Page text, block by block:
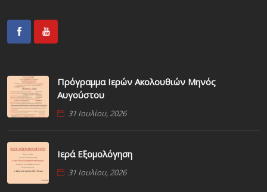
Πρόγραμμα Ιερών Ακολουθιών Μηνός
Αυγούστου
31 Ιουλίου, 2026
Ιερά Εξομολόγηση
31 Ιουλίου, 2026